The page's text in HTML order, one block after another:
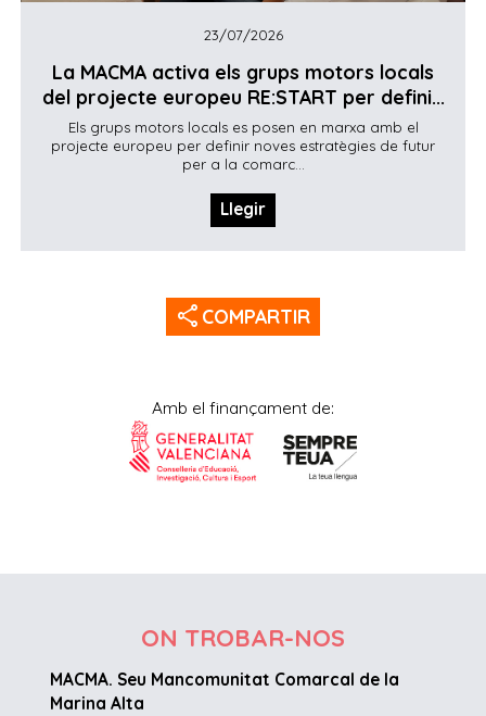
23/07/2026
La MACMA activa els grups motors locals
del projecte europeu RE:START per defini...
Els grups motors locals es posen en marxa amb el
projecte europeu per definir noves estratègies de futur
per a la comarc...
Llegir
share COMPARTIR
Amb el finançament de:
ON TROBAR-NOS
MACMA. Seu Mancomunitat Comarcal de la
Marina Alta